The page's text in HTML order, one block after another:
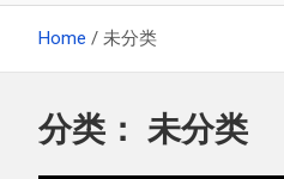
Home 未分类
分类： 未分类